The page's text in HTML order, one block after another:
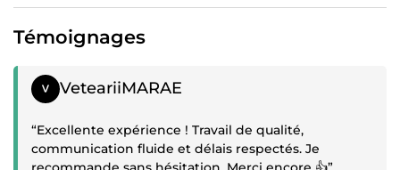
Témoignages
Témoignage positif
VeteariiMARAE
“Excellente expérience ! Travail de qualité,
communication fluide et délais respectés. Je